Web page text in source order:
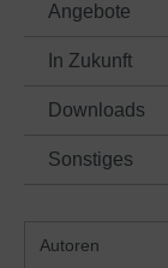
Angebote
In Zukunft
Downloads
Sonstiges
Autoren